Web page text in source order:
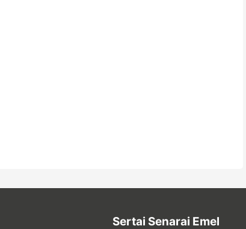
Sertai Senarai Emel